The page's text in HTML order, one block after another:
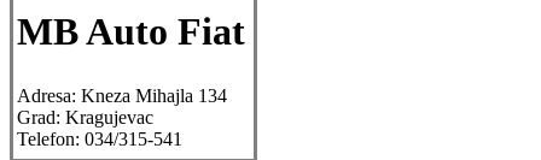
MB Auto Fiat
Adresa: Kneza Mihajla 134
Grad: Kragujevac
Telefon: 034/315-541